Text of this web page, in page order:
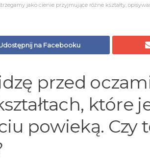
jako cienie przyjmujące różne kształty,
na Facebooku
przed
które
powieką. Czy